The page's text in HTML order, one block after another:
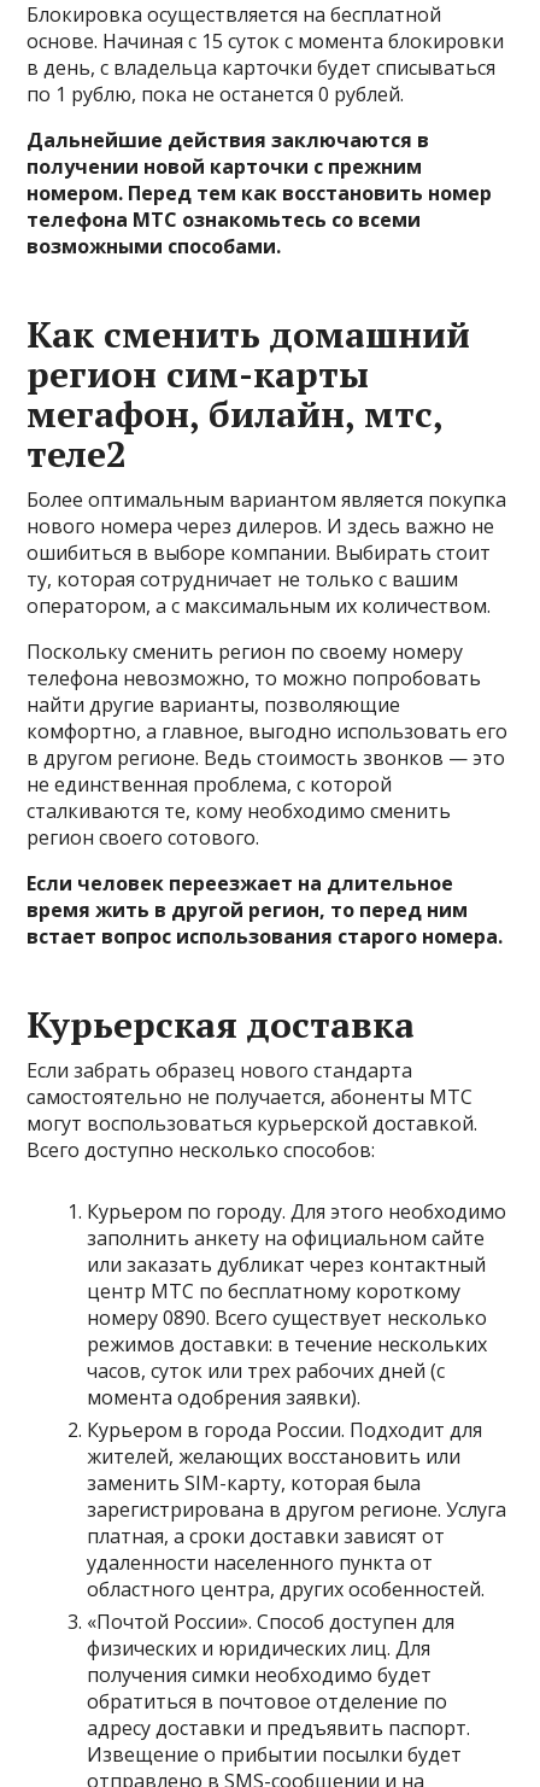
Блокировка осуществляется на бесплатной
основе. Начиная с 15 суток с момента блокировки
в день, с владельца карточки будет списываться
по 1 рублю, пока не останется 0 рублей.
Дальнейшие действия заключаются в
получении новой карточки с прежним
номером. Перед тем как восстановить номер
телефона МТС ознакомьтесь со всеми
возможными способами.
Как сменить домашний
регион сим-карты
мегафон, билайн, мтс,
теле2
Более оптимальным вариантом является покупка
нового номера через дилеров. И здесь важно не
ошибиться в выборе компании. Выбирать стоит
ту, которая сотрудничает не только с вашим
оператором, а с максимальным их количеством.
Поскольку сменить регион по своему номеру
телефона невозможно, то можно попробовать
найти другие варианты, позволяющие
комфортно, а главное, выгодно использовать его
в другом регионе. Ведь стоимость звонков — это
не единственная проблема, с которой
сталкиваются те, кому необходимо сменить
регион своего сотового.
Если человек переезжает на длительное
время жить в другой регион, то перед ним
встает вопрос использования старого номера.
Курьерская доставка
Если забрать образец нового стандарта
самостоятельно не получается, абоненты МТС
могут воспользоваться курьерской доставкой.
Всего доступно несколько способов:
Курьером по городу. Для этого необходимо
заполнить анкету на официальном сайте
или заказать дубликат через контактный
центр МТС по бесплатному короткому
номеру0890. Всего существует несколько
режимов доставки: в течение нескольких
часов, суток или трех рабочих дней (с
момента одобрения заявки).
Курьером в города России. Подходит для
жителей, желающих восстановить или
заменить SIM-карту, которая была
зарегистрирована в другом регионе.Услуга
платная, а сроки доставки зависят от
удаленности населенного пункта от
областного центра, других особенностей.
«Почтой России». Способ доступен для
физических и юридических лиц. Для
получения симки необходимо будет
обратиться в почтовое отделение по
адресу доставки и предъявить паспорт.
Извещение о прибытии посылки будет
отправлено в SMS-сообщении и на